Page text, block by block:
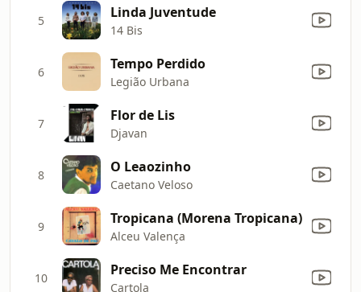
5 Linda Juventude
14 Bis
6 Tempo Perdido
Legião Urbana
7 Flor de Lis
Djavan
8 O Leaozinho
Caetano Veloso
9 Tropicana (Morena Tropicana)
Alceu Valença
10 Preciso Me Encontrar
Cartola